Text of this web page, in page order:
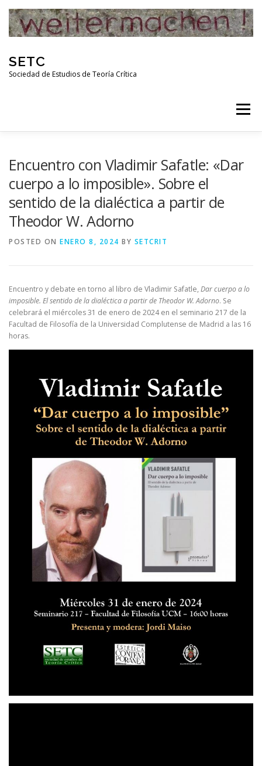
content
SETC
Sociedad de Estudios de Teoría Crítica
Menu
PUBLICACIONES ENLACES
RED DE INVESTIGADORES DE TEORÍA CRÍTICA
Encuentro con Vladimir Safatle: «Dar
cuerpo a lo imposible». Sobre el
sentido de la dialéctica a partir de
Theodor W. Adorno
POSTED ON ENERO 8, 2024 BY SETCRIT
Encuentro y debate en torno al libro de Vladimir Safatle, Dar cuerpo a lo
imposible. El sentido de la dialéctica a partir de Theodor W. Adorno. Se
celebrará el miércoles 31 de enero de 2024 en el seminario 217 de la
Facultad de Filosofía de la Universidad Complutense de Madrid a las 16
horas.